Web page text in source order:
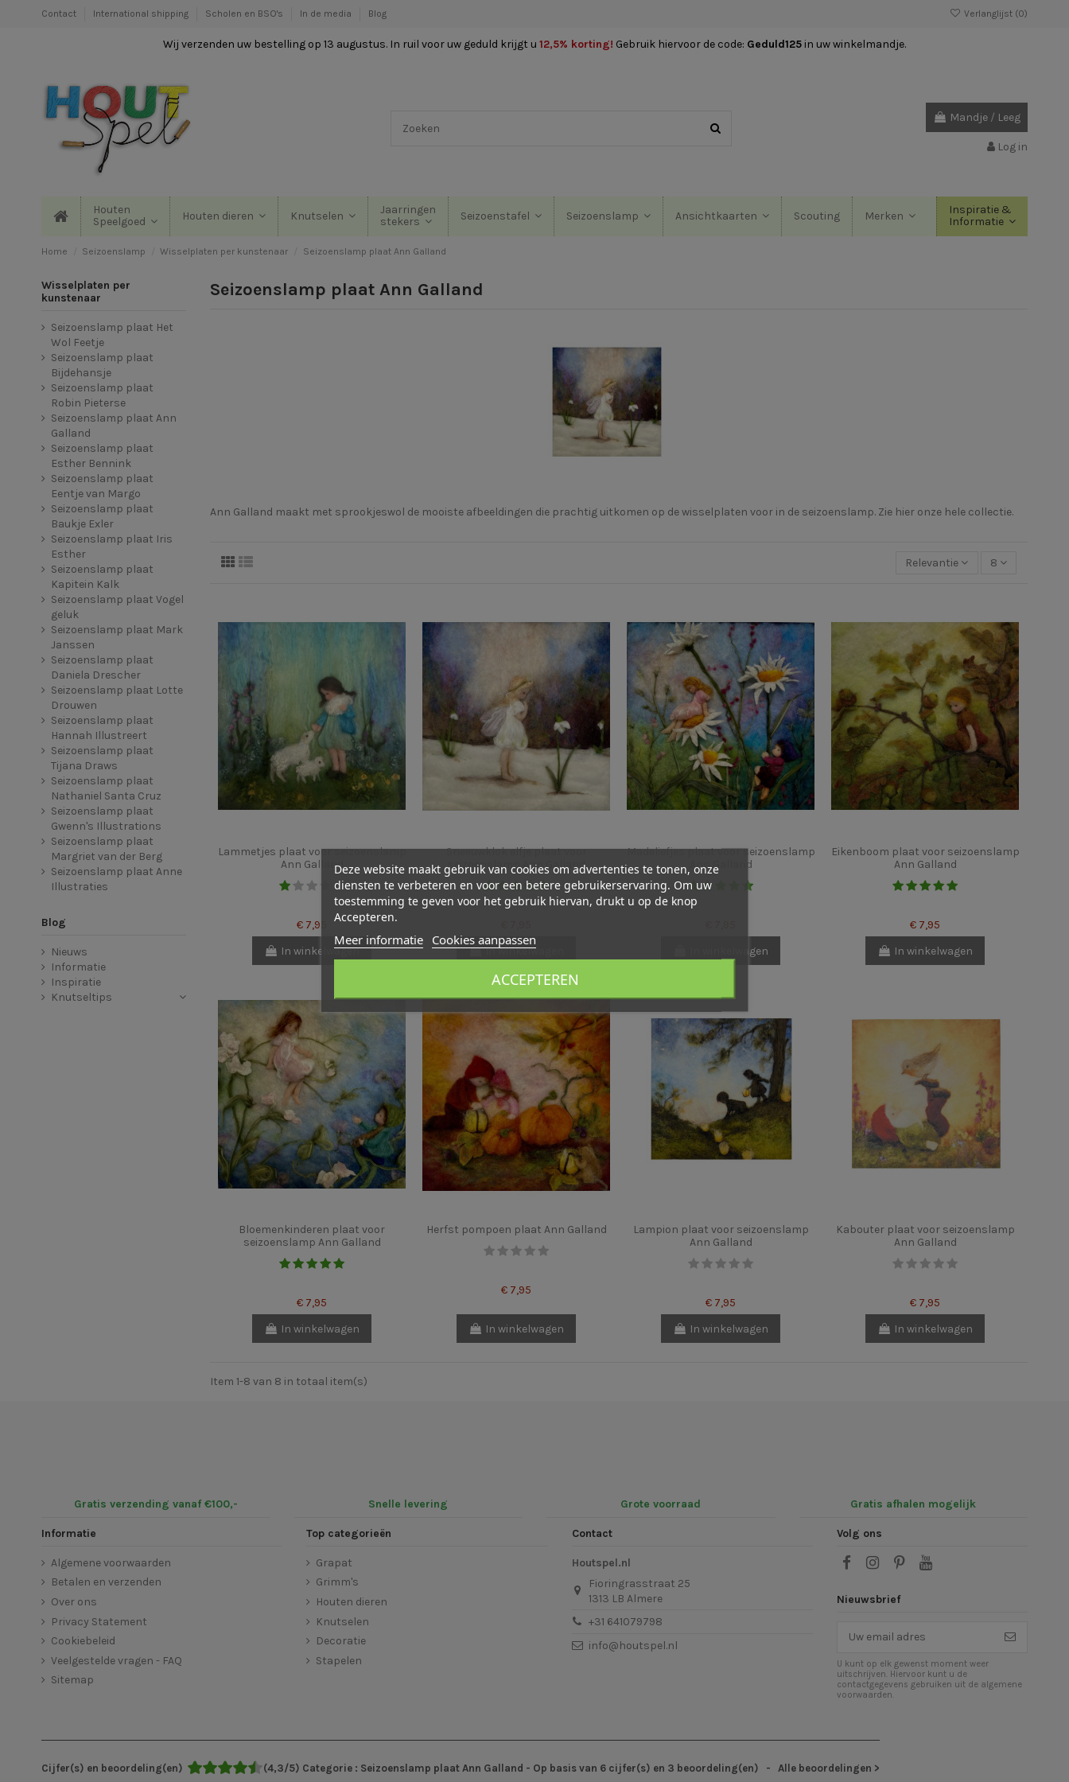
Contact International shipping Scholen en BSO's In de media Blog Verlanglijst (0)
Wij verzenden uw bestelling op 13 augustus. In ruil voor uw geduld krijgt u 12,5% korting! Gebruik hiervoor de code: Geduld125 in uw winkelmandje.
Mandje / Leeg
Log in
Houten
Speelgoed
Houten dieren Knutselen
Jaarringen
stekers
Seizoenstafel Seizoenslamp Ansichtkaarten Scouting Merken
Inspiratie &
Informatie
Home Seizoenslamp Wisselplaten per kunstenaar Seizoenslamp plaat Ann Galland
Seizoenslamp plaat Ann Galland
Ann Galland maakt met sprookjeswol de mooiste afbeeldingen die prachtig uitkomen op de wisselplaten voor in de seizoenslamp. Zie hier onze hele collectie.
Relevantie 8
Lammetjes plaat voor seizoenslamp
Ann Galland
€ 7,95
In winkelwagen
Sneeuwklok elfje plaat voor
seizoenslamp Ann Galland
In winkelwagen
Madeliefjes plaat voor seizoenslamp
Ann Galland
In winkelwagen
Eikenboom plaat voor seizoenslamp
Ann Galland
€ 7,95
In winkelwagen
Bloemenkinderen plaat voor
seizoenslamp Ann Galland
€ 7,95
In winkelwagen
Herfst pompoen plaat Ann Galland
€ 7,95
In winkelwagen
Lampion plaat voor seizoenslamp
Ann Galland
€ 7,95
In winkelwagen
Kabouter plaat voor seizoenslamp
Ann Galland
€ 7,95
In winkelwagen
Item 1-8 van 8 in totaal item(s)
Wisselplaten per
kunstenaar
Seizoenslamp plaat Het
Wol Feetje
Seizoenslamp plaat
Bijdehansje
Seizoenslamp plaat
Robin Pieterse
Seizoenslamp plaat Ann
Galland
Seizoenslamp plaat
Esther Bennink
Seizoenslamp plaat
Eentje van Margo
Seizoenslamp plaat
Baukje Exler
Seizoenslamp plaat Iris
Esther
Seizoenslamp plaat
Kapitein Kalk
Seizoenslamp plaat Vogel
geluk
Seizoenslamp plaat Mark
Janssen
Seizoenslamp plaat
Daniela Drescher
Seizoenslamp plaat Lotte
Drouwen
Seizoenslamp plaat
Hannah Illustreert
Seizoenslamp plaat
Tijana Draws
Seizoenslamp plaat
Nathaniel Santa Cruz
Seizoenslamp plaat
Gwenn's Illustrations
Seizoenslamp plaat
Margriet van der Berg
Seizoenslamp plaat Anne
Illustraties
Blog
Nieuws
Informatie
Inspiratie
Knutseltips
Gratis verzending vanaf €100,- Snelle levering Grote voorraad Gratis afhalen mogelijk
Informatie
Algemene voorwaarden
Betalen en verzenden
Over ons
Privacy Statement
Cookiebeleid
Veelgestelde vragen - FAQ
Sitemap
Top categorieën
Grapat
Grimm's
Houten dieren
Knutselen
Decoratie
Stapelen
Contact
Houtspel.nl
Fioringrasstraat 25
1313 LB Almere
+31 641079798
info@houtspel.nl
Deze website maakt gebruik van cookies om advertenties te tonen, onze
diensten te verbeteren en voor een betere gebruikerservaring. Om uw
toestemming te geven voor het gebruik hiervan, drukt u op de knop
Accepteren.
Meer informatie Cookies aanpassen
ACCEPTEREN
Volg ons
Nieuwsbrief
U kunt op elk gewenst moment weer
uitschrijven. Hiervoor kunt u de
contactgegevens gebruiken uit de algemene
voorwaarden.
Cijfer(s) en beoordeling(en) (4,3/5) Categorie : Seizoenslamp plaat Ann Galland - Op basis van 6 cijfer(s) en 3 beoordeling(en) - Alle beoordelingen >